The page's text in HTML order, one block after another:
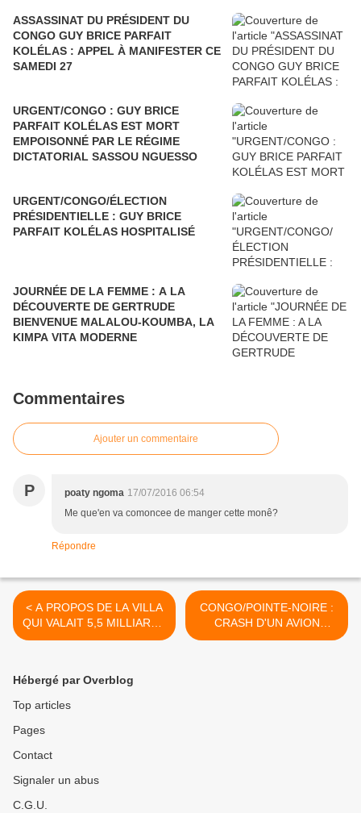
ASSASSINAT DU PRÉSIDENT DU
CONGO GUY BRICE PARFAIT
KOLÉLAS : APPEL À MANIFESTER CE
SAMEDI 27
URGENT/CONGO : GUY BRICE
PARFAIT KOLÉLAS EST MORT
EMPOISONNÉ PAR LE RÉGIME
DICTATORIAL SASSOU NGUESSO
URGENT/CONGO/ÉLECTION
PRÉSIDENTIELLE : GUY BRICE
PARFAIT KOLÉLAS HOSPITALISÉ
JOURNÉE DE LA FEMME : A LA
DÉCOUVERTE DE GERTRUDE
BIENVENUE MALALOU-KOUMBA, LA
KIMPA VITA MODERNE
Commentaires
Ajouter un commentaire
P poaty ngoma 17/07/2016 06:54
Me que'en va comoncee de manger cette monê?
Répondre
< A PROPOS DE LA VILLA
QUI VALAIT 5,5 MILLIARDS
DE FRANCS CFA
CONGO/POINTE-NOIRE :
CRASH D'UN AVION
CARGO EN PLEIN
Hébergé par Overblog
Top articles
Pages
Contact
Signaler un abus
C.G.U.